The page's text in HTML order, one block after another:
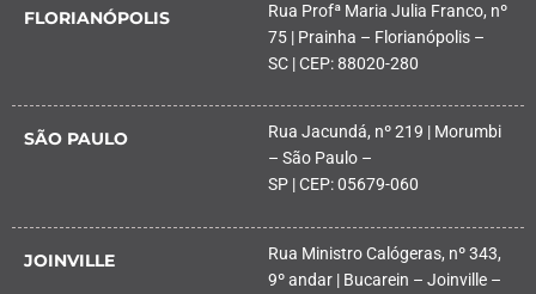
FLORIANÓPOLIS
Rua Profª Maria Julia Franco, nº
75 | Prainha – Florianópolis –
SC | CEP: 88020-280
SÃO PAULO
Rua Jacundá, nº 219 | Morumbi
– São Paulo –
SP | CEP: 05679-060
JOINVILLE
Rua Ministro Calógeras, nº 343,
9º andar | Bucarein – Joinville –